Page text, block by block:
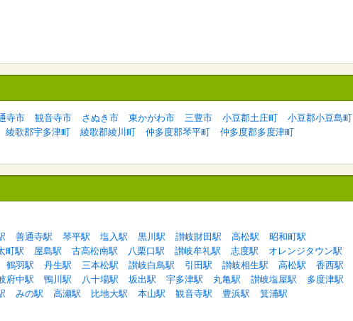
寺市 観音寺市 さぬき市 東かがわ市 三豊市 小豆郡土庄町
小豆郡小豆島町
綾歌郡宇多津町 綾歌郡綾川町 仲多度郡琴平町
仲多度郡多度津町
善通寺駅 琴平駅 塩入駅 黒川駅 讃岐財田駅 高松駅
昭和町駅
町駅 屋島駅 古高松南駅 八栗口駅 讃岐牟礼駅 志度駅
オレンジタウン駅
鶴羽駅 丹生駅 三本松駅 讃岐白鳥駅 引田駅 讃岐相生駅 高松駅
香西駅
府中駅 鴨川駅 八十場駅 坂出駅 宇多津駅 丸亀駅 讃岐塩屋駅
多度津駅
みの駅 高瀬駅 比地大駅 本山駅 観音寺駅 豊浜駅
箕浦駅